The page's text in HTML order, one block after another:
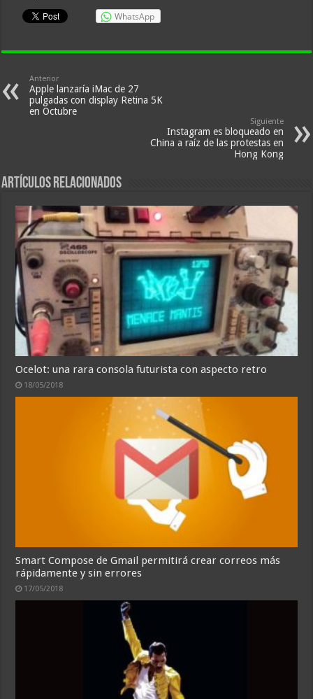
WhatsApp
Anterior
Apple lanzaría iMac de 27
pulgadas con display Retina 5K
en Octubre
Siguiente
Instagram es bloqueado en
China a raíz de las protestas en
Hong Kong
Artículos relacionados
Ocelot: una rara consola futurista con aspecto retro
18/05/2018
Smart Compose de Gmail permitirá crear correos más
rápidamente y sin errores
17/05/2018